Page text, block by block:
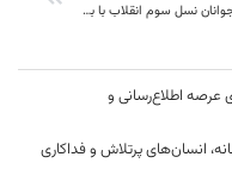
سخن جوانان نسل سوم انقلاب با بزرگان اصلاحات استان
عرصه اطلاع‌رسانی و
انسان‌های پرتلاش و فداکاری